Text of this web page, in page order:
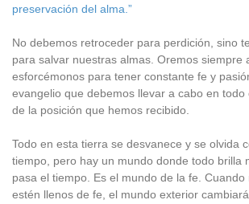
preservación del alma.”
No debemos retroceder para perdición, sino
para salvar nuestras almas. Oremos siempre
esforcémonos para tener constante fe y
evangelio que debemos llevar a cabo en todo
de la posición que hemos recibido.
Todo en esta tierra se desvanece y se olvida
tiempo, pero hay un mundo donde todo brilla
pasa el tiempo. Es el mundo de la fe.
estén llenos de fe, el mundo exterior